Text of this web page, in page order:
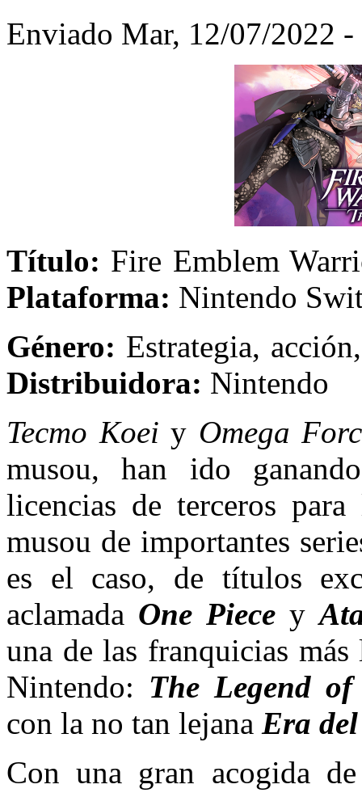
Enviado Mar, 12/07/2022
Título: Fire Emblem
Plataforma: Nintendo
Género:
Distribuidora: Nintendo
Tecmo Koei y Omega
musou, han ido
licencias de terceros
musou de importantes
es el caso, de títulos
aclamada One Piecey
una de las franquicias
Nintendo: The Legend
con la no tan lejana Era
Con una gran acogida